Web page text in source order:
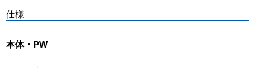
仕様
本体・PW